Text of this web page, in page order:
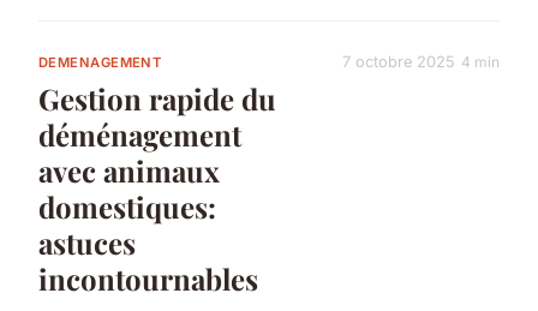
DEMENAGEMENT
Gestion rapide du
déménagement
avec animaux
domestiques:
astuces
incontournables
7 octobre 2025 4 min